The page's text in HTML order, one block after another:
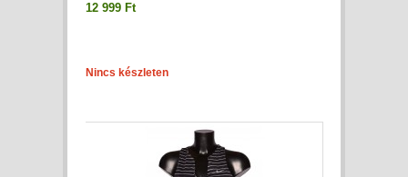
12 999 Ft
Nincs készleten